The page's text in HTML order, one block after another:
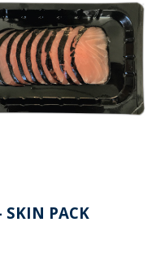
SKIN PACK